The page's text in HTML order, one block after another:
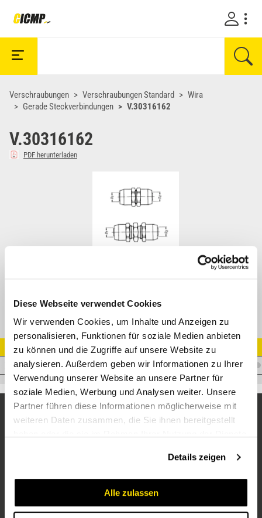
Diese Webseite verwendet Cookies
Wir verwenden Cookies, um Inhalte und Anzeigen zu
personalisieren, Funktionen für soziale Medien anbieten
zu können und die Zugriffe auf unsere Website zu
analysieren. Außerdem geben wir Informationen zu Ihrer
Verwendung unserer Website an unsere Partner für
soziale Medien, Werbung und Analysen weiter. Unsere
Partner führen diese Informationen möglicherweise mit
weiteren Daten zusammen, die Sie ihnen bereitgestellt
Details zeigen
Alle zulassen
Verschraubungen Verschraubungen Standard
Wira
Gerade Steckverbindungen
V.30316162
V.30316162
PDF herunterladen
Artikel Nr.
V.30316162